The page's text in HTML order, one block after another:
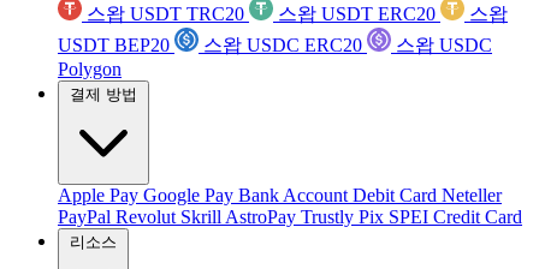
스왑 USDT TRC20
스왑 USDT ERC20
스왑
USDT BEP20
스왑 USDC ERC20
스왑 USDC
Polygon
결제 방법
Apple Pay Google Pay Bank Account Debit Card Neteller
PayPal Revolut Skrill AstroPay Trustly Pix SPEI Credit Card
리소스